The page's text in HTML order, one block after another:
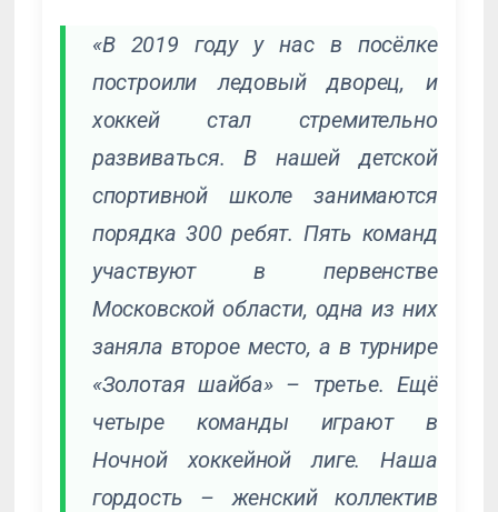
«В 2019 году у нас в посёлке
построили ледовый дворец, и
хоккей стал стремительно
развиваться. В нашей детской
спортивной школе занимаются
порядка 300 ребят. Пять команд
участвуют в первенстве
Московской области, одна из них
заняла второе место, а в турнире
«Золотая шайба» – третье. Ещё
четыре команды играют в
Ночной хоккейной лиге. Наша
гордость – женский коллектив